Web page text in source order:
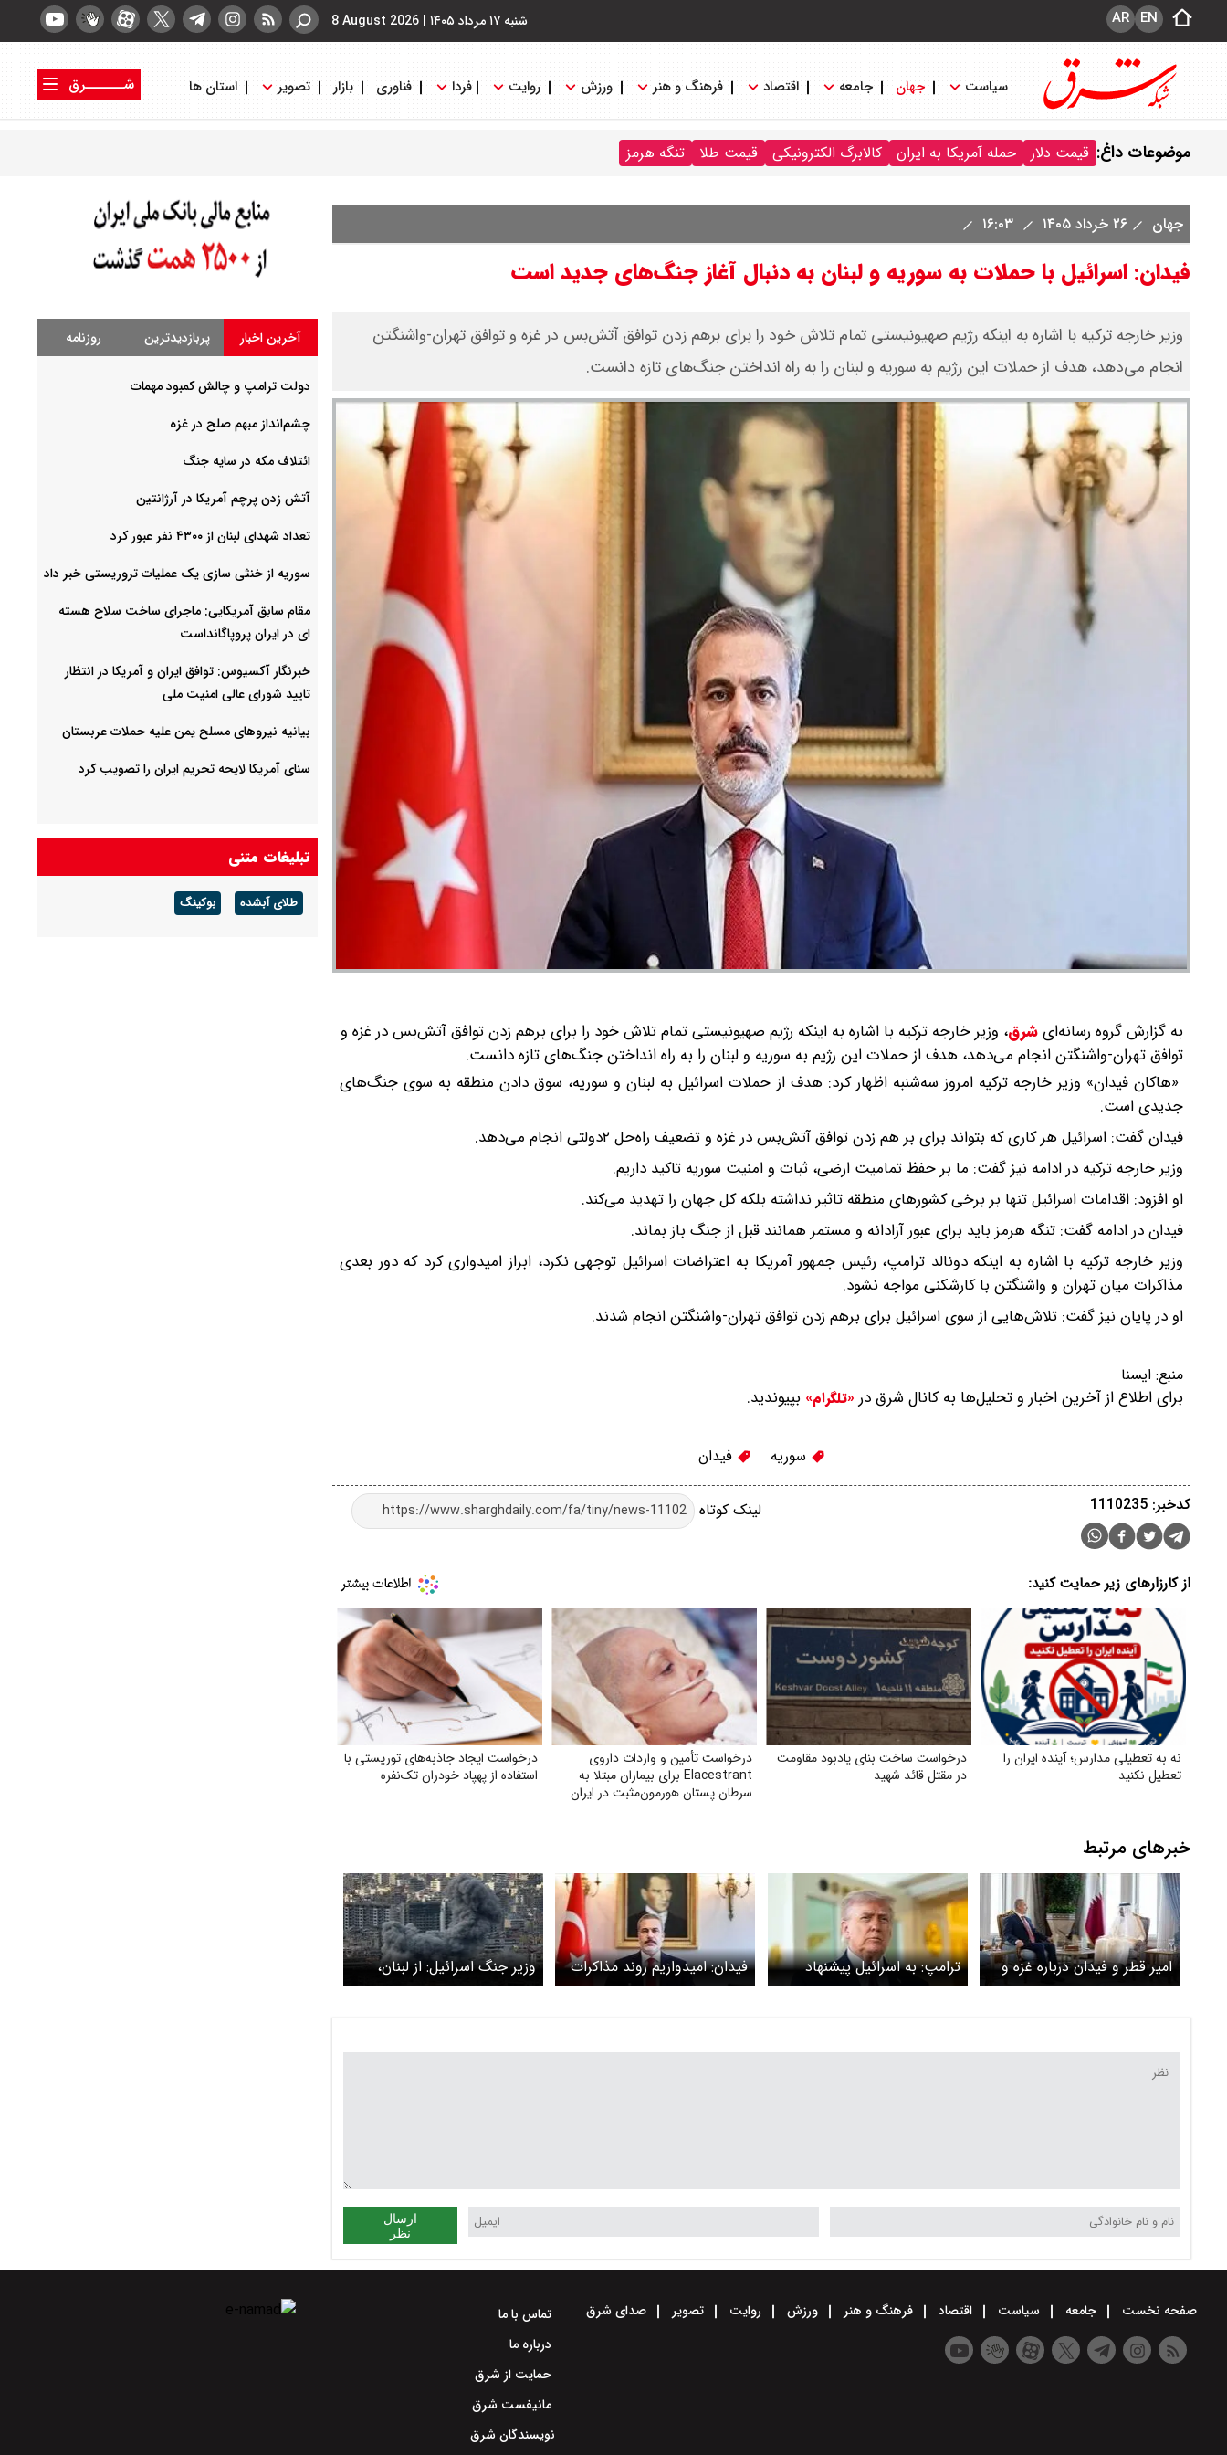
شنبه ۱۷ مرداد ۱۴۰۵ |
8 August 2026 EN
AR
سیاست جهان جامعه اقتصاد فرهنگ و هنر ورزش روایت فردا فناوری بازار تصویر استان ها
شــــــرق
موضوعات داغ: قیمت دلار حمله آمریکا به ایران کالابرگ الکترونیکی قیمت طلا تنگه هرمز
جهان ۲۶ خرداد ۱۴۰۵
فیدان: اسرائیل با حملات به سوریه و لبنان به دنبال‌ آغاز جنگ‌های جدید است
وزیر خارجه ترکیه با اشاره به اینکه رژیم صهیونیستی تمام تلاش خود را برای برهم زدن توافق آتش‌بس در غزه و توافق تهران-واشنگتن
انجام می‌دهد، هدف از حملات این رژیم به سوریه و لبنان را به راه انداختن جنگ‌های تازه دانست.
به گزارش گروه رسانه‌ایشرق، وزیر خارجه ترکیه با اشاره به اینکه رژیم صهیونیستی تمام تلاش خود را برای برهم زدن توافق آتش‌بس در غزه و
توافق تهران-واشنگتن انجام می‌دهد، هدف از حملات این رژیم به سوریه و لبنان را به راه انداختن جنگ‌های تازه دانست.
«هاکان فیدان» وزیر خارجه ترکیه امروز سه‌شنبه اظهار کرد: هدف از حملات اسرائیل به لبنان و سوریه، سوق دادن منطقه به سوی جنگ‌های
جدیدی است.
فیدان گفت: اسرائیل هر کاری که بتواند برای بر هم زدن توافق آتش‌بس در غزه و تضعیف راه‌حل ۲دولتی انجام می‌دهد.
وزیر خارجه ترکیه در ادامه نیز گفت: ما بر حفظ تمامیت ارضی، ثبات و امنیت سوریه تاکید داریم.
او افزود: اقدامات اسرائیل تنها بر برخی کشورهای منطقه تاثیر نداشته بلکه کل جهان را تهدید می‌کند.
فیدان در ادامه گفت: تنگه هرمز باید برای عبور آزادانه و مستمر همانند قبل از جنگ باز بماند.
وزیر خارجه ترکیه با اشاره به اینکه دونالد ترامپ، رئیس جمهور آمریکا به اعتراضات اسرائیل توجهی نکرد، ابراز امیدواری کرد که دور بعدی
مذاکرات میان تهران و واشنگتن با کارشکنی مواجه نشود.
او در پایان نیز گفت: تلاش‌هایی از سوی اسرائیل برای برهم زدن توافق تهران-واشنگتن انجام شدند.
منبع: ایسنا
برای اطلاع از آخرین اخبار و تحلیل‌ها به کانال شرق در «تلگرام» بپیوندید.
سوریه فیدان
لینک کوتاه کدخبر: 1110235
از کارزارهای زیر حمایت کنید:
نه به تعطیلی مدارس؛ آینده ایران را
تعطیل نکنید
درخواست ساخت بنای یادبود مقاومت
در مقتل قائد شهید
درخواست تأمین و واردات داروی
Elacestrant برای بیماران مبتلا به
سرطان پستان هورمون‌مثبت در ایران
درخواست ایجاد جاذبه‌های توریستی با
استفاده از پهپاد خودران تک‌نفره
خبرهای مرتبط
امیر قطر و فیدان درباره غزه و
سوریه گفتگو کردند
ترامپ: به اسرائیل پیشنهاد
دادم اجازه بدهد سوریه به
فیدان: امیدواریم روند مذاکرات
آمریکا و ایران به سرعت به
وزیر جنگ اسرائیل: از لبنان،
سوریه و غزه عقب‌نشینی
ارسال
نظر
آخرین اخبار پربازدیدترین روزنامه
دولت ترامپ و چالش کمبود مهمات
چشم‌انداز مبهم صلح در غزه
ائتلاف مکه در سایه جنگ
آتش زدن پرچم آمریکا در آرژانتین
تعداد شهدای لبنان از ۴۳۰۰ نفر عبور کرد
سوریه از خنثی سازی یک عملیات تروریستی خبر داد
مقام سابق آمریکایی: ماجرای ساخت سلاح هسته
ای در ایران پروپاگانداست
خبرنگار آکسیوس: توافق ایران و آمریکا در انتظار
تایید شورای عالی امنیت ملی
بیانیه نیروهای مسلح یمن علیه حملات عربستان
سنای آمریکا لایحه تحریم ایران را تصویب کرد
تبلیغات متنی
طلای آبشده بوکینگ
صفحه نخست جامعه سیاست اقتصاد فرهنگ و هنر ورزش روایت تصویر صدای شرق
تماس با ما
درباره ما
حمایت از شرق
مانیفست شرق
نویسندگان شرق